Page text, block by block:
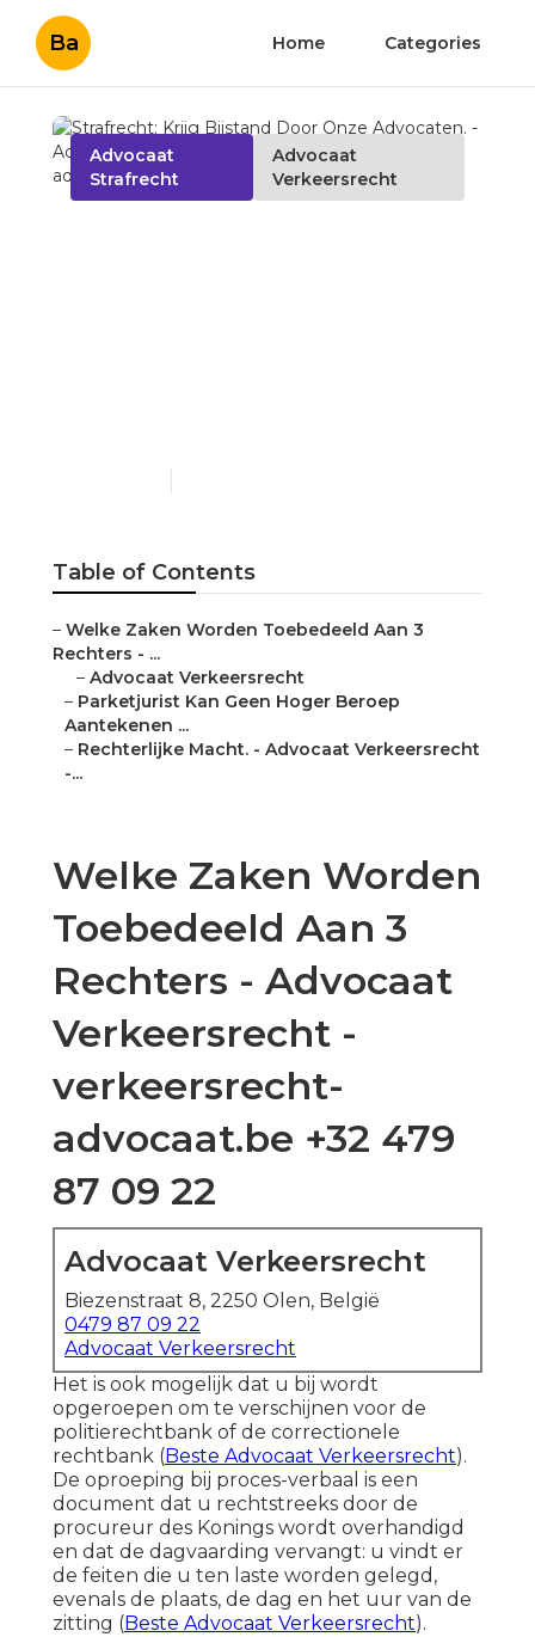
Ba Home Categories
Advocaat
Strafrecht
Advocaat
Verkeersrecht
Table of Contents
– Welke Zaken Worden Toebedeeld Aan 3
Rechters - ...
– Advocaat Verkeersrecht
– Parketjurist Kan Geen Hoger Beroep
Aantekenen ...
– Rechterlijke Macht. - Advocaat Verkeersrecht
-...
Welke Zaken Worden
Toebedeeld Aan 3
Rechters - Advocaat
Verkeersrecht -
verkeersrecht-
advocaat.be +32 479
87 09 22
Advocaat Verkeersrecht
Biezenstraat 8, 2250 Olen, België
0479 87 09 22
Advocaat Verkeersrecht
Het is ook mogelijk dat u bij wordt
opgeroepen om te verschijnen voor de
politierechtbank of de correctionele
rechtbank (Beste Advocaat Verkeersrecht).
De oproeping bij proces-verbaal is een
document dat u rechtstreeks door de
procureur des Konings wordt overhandigd
en dat de dagvaarding vervangt: u vindt er
de feiten die u ten laste worden gelegd,
evenals de plaats, de dag en het uur van de
zitting (Beste Advocaat Verkeersrecht).